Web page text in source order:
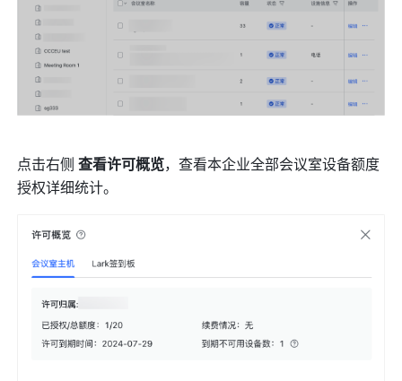
点击右侧 查看许可概览，查看本企业全部会议室设备额度
授权详细统计。